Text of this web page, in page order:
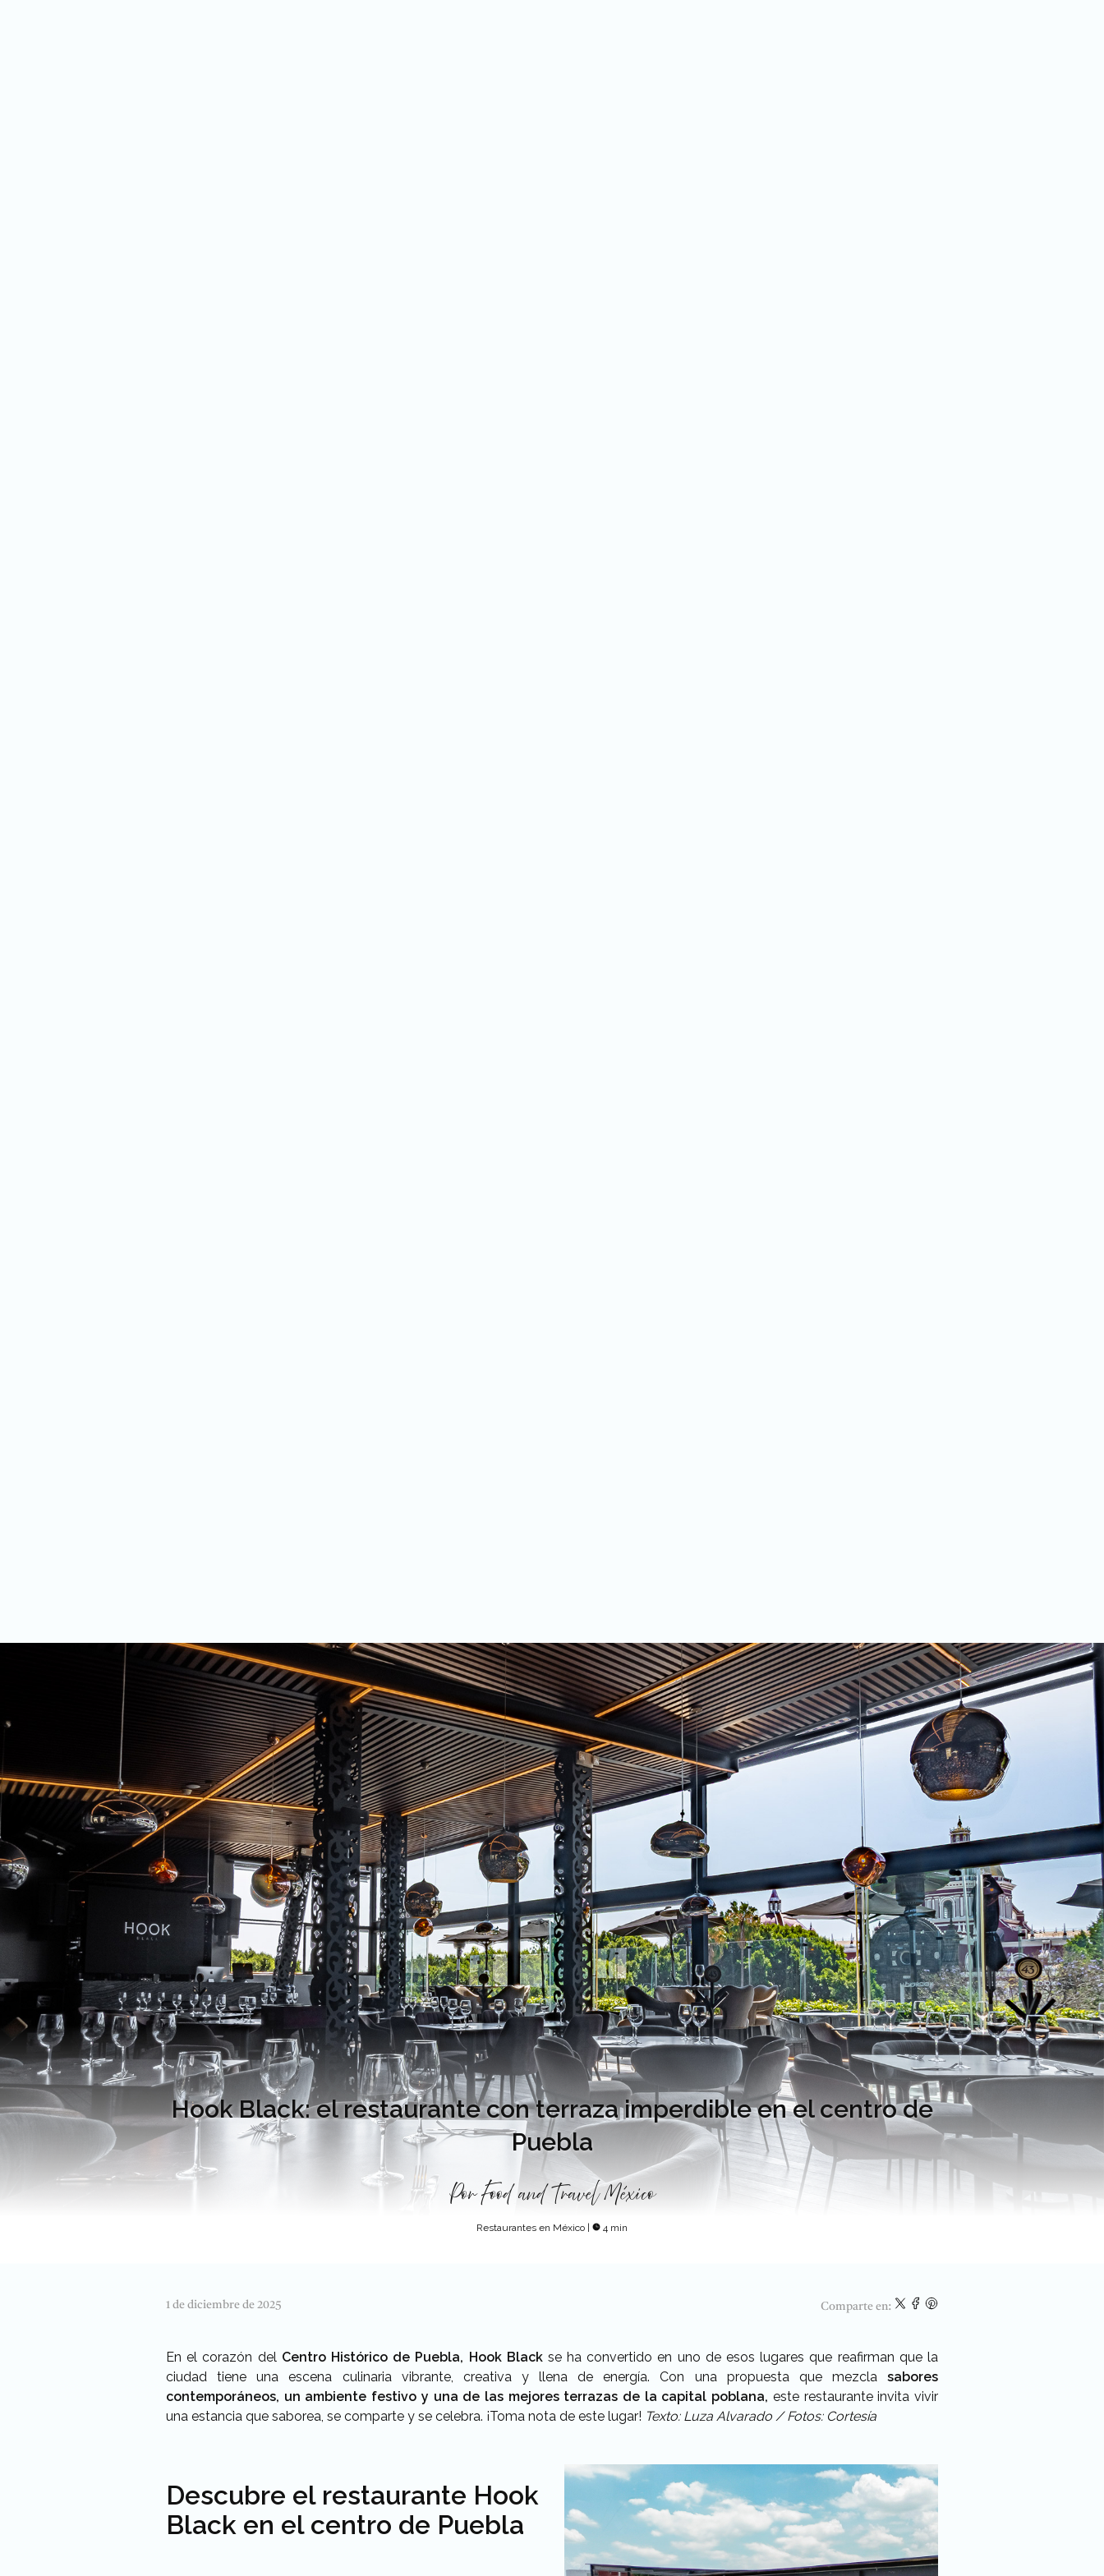
Hook Black: el restaurante con terraza imperdible en el centro de
Puebla
Por Food and Travel México
Restaurantes en México | 4 min
1 de diciembre de 2025 Comparte en:
En el corazón del Centro Histórico de Puebla, Hook Blackse ha convertido en uno de esos lugares que reafirman que la
ciudad tiene una escena culinaria vibrante, creativa y llena de energía. Con una propuesta que mezcla sabores
contemporáneos, un ambiente festivo y una de las mejores terrazas de la capital poblana, este restaurante invita vivir
una estancia que saborea, se comparte y se celebra. ¡Toma nota de este lugar! Texto: Luza Alvarado / Fotos: Cortesía
Descubre el restaurante Hook
Black en el centro de Puebla